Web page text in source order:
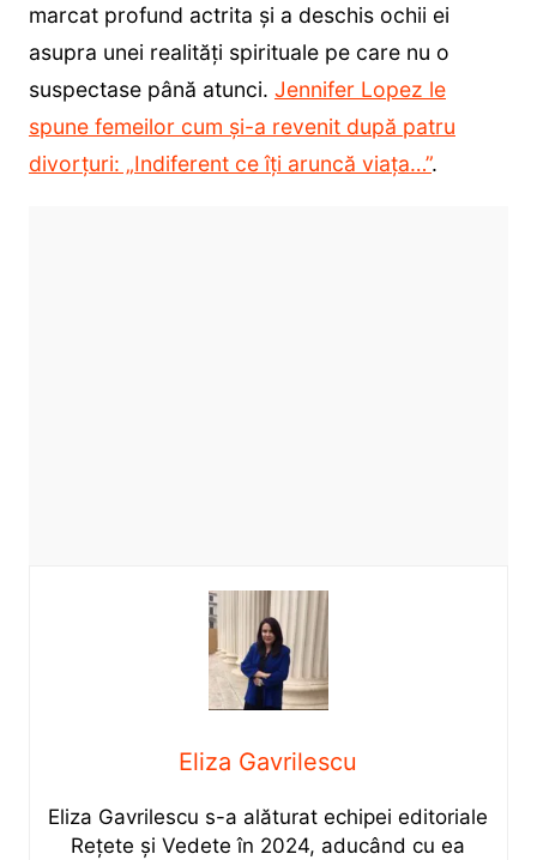
marcat profund actrita și a deschis ochii ei
asupra unei realități spirituale pe care nu o
suspectase până atunci. Jennifer Lopez le
spune femeilor cum și-a revenit după patru
divorțuri: „Indiferent ce îți aruncă viața…”.
Eliza Gavrilescu
Eliza Gavrilescu s-a alăturat echipei editoriale
Rețete şi Vedete în 2024, aducând cu ea